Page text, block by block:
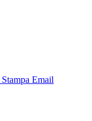
Stampa Email